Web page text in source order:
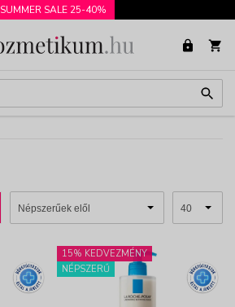
SUMMER SALE 25-40%
15% KEDVEZMÉNY
NÉPSZERŰ